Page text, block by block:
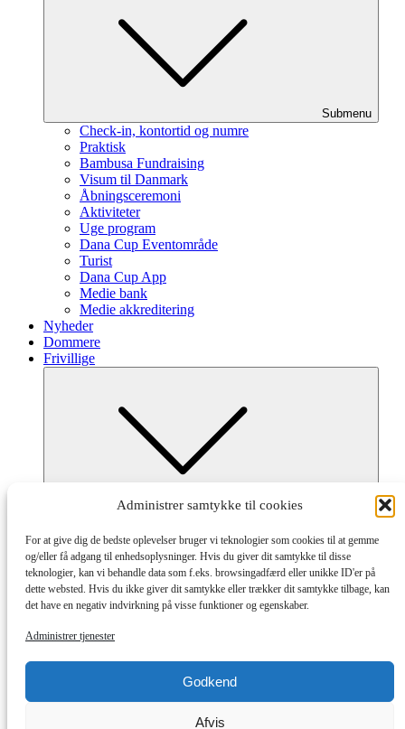
Administrer samtykke til cookies
For at give dig de bedste oplevelser bruger vi teknologier som cookies til at gemme
og/eller få adgang til enhedsoplysninger. Hvis du giver dit samtykke til disse
teknologier, kan vi behandle data som f.eks. browsingadfærd eller unikke ID'er på
dette websted. Hvis du ikke giver dit samtykke eller trækker dit samtykke tilbage, kan
det have en negativ indvirkning på visse funktioner og egenskaber.
Administrer tjenester
Godkend
Afvis
Submenu
Check-in, kontortid og numre
Praktisk
Bambusa Fundraising
Visum til Danmark
Åbningsceremoni
Aktiviteter
Uge program
Dana Cup Eventområde
Turist
Dana Cup App
Medie bank
Medie akkreditering
Nyheder
Dommere
Frivillige
Afdelinger og tilmelding
Hvordan og Hjælpeguides
Partnere